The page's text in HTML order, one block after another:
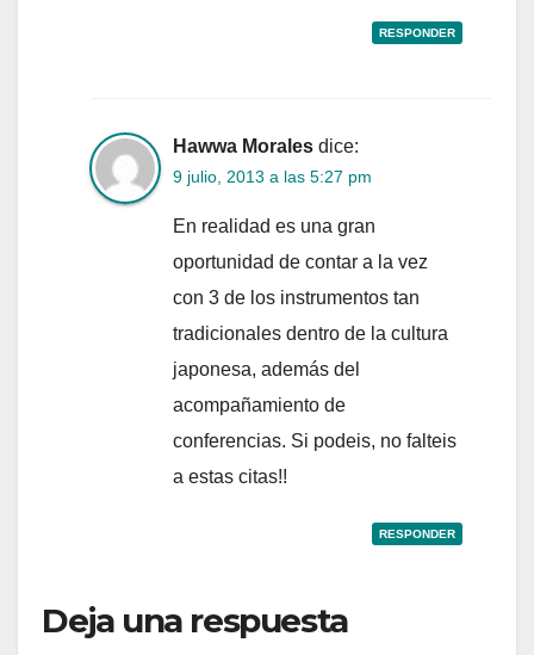
RESPONDER
Hawwa Morales dice:
9 julio, 2013 a las 5:27 pm
En realidad es una gran
oportunidad de contar a la vez
con 3 de los instrumentos tan
tradicionales dentro de la cultura
japonesa, además del
acompañamiento de
conferencias. Si podeis, no falteis
a estas citas!!
RESPONDER
Deja una respuesta